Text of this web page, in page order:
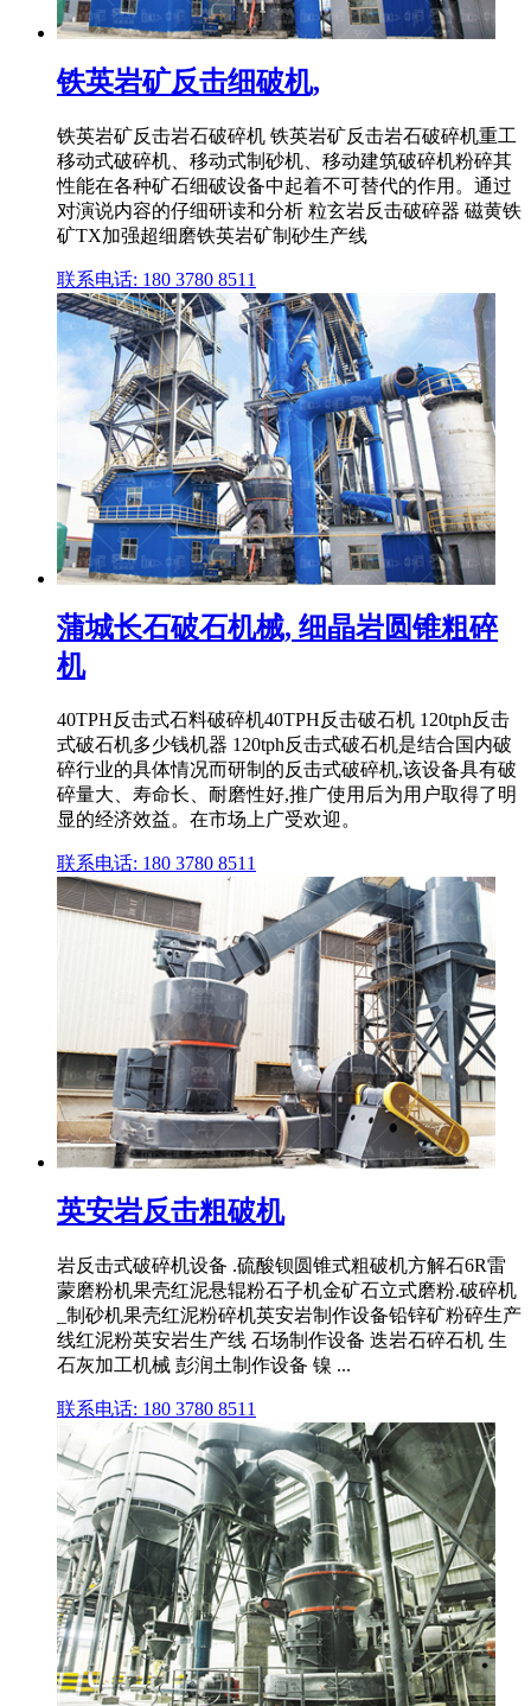
铁英岩矿反击细破机,
铁英岩矿反击岩石破碎机 铁英岩矿反击岩石破碎机重工
移动式破碎机、移动式制砂机、移动建筑破碎机粉碎其
性能在各种矿石细破设备中起着不可替代的作用。通过
对演说内容的仔细研读和分析 粒玄岩反击破碎器 磁黄铁
矿TX加强超细磨铁英岩矿制砂生产线
联系电话: 180 3780 8511
蒲城长石破石机械, 细晶岩圆锥粗碎
机
40TPH反击式石料破碎机40TPH反击破石机 120tph反击
式破石机多少钱机器 120tph反击式破石机是结合国内破
碎行业的具体情况而研制的反击式破碎机,该设备具有破
碎量大、寿命长、耐磨性好,推广使用后为用户取得了明
显的经济效益。在市场上广受欢迎。
联系电话: 180 3780 8511
英安岩反击粗破机
岩反击式破碎机设备 .硫酸钡圆锥式粗破机方解石6R雷
蒙磨粉机果壳红泥悬辊粉石子机金矿石立式磨粉.破碎机
_制砂机果壳红泥粉碎机英安岩制作设备铅锌矿粉碎生产
线红泥粉英安岩生产线 石场制作设备 迭岩石碎石机 生
石灰加工机械 彭润土制作设备 镍 ...
联系电话: 180 3780 8511